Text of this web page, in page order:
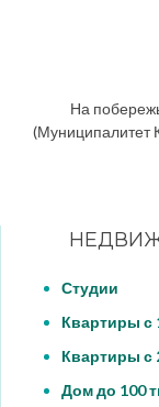
На
(Муниципалитет
светлая
Студии
Квартиры с
Квартиры с
Дом до 100